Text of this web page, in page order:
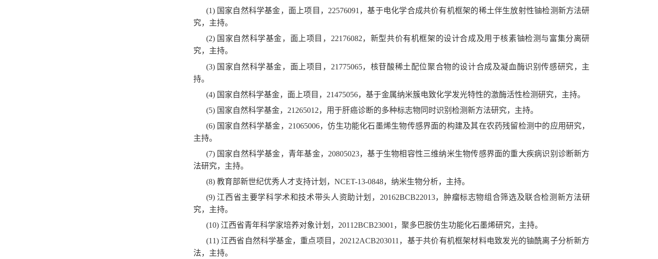
(1) 国家自然科学基金，面上项目，22576091，基于电化学合成共价有机框架的稀土伴生放射性铀检测新方法研
究，主持。
(2) 国家自然科学基金，面上项目，22176082，新型共价有机框架的设计合成及用于核素铀检测与富集分离研
究，主持。
(3) 国家自然科学基金，面上项目，21775065，核苷酸稀土配位聚合物的设计合成及凝血酶识别传感研究，主
持。
(4) 国家自然科学基金，面上项目，21475056，基于金属纳米簇电致化学发光特性的激酶活性检测研究，主持。
(5) 国家自然科学基金，21265012，用于肝癌诊断的多种标志物同时识别检测新方法研究，主持。
(6) 国家自然科学基金，21065006，仿生功能化石墨烯生物传感界面的构建及其在农药残留检测中的应用研究，
主持。
(7) 国家自然科学基金，青年基金，20805023，基于生物相容性三维纳米生物传感界面的重大疾病识别诊断新方
法研究，主持。
(8) 教育部新世纪优秀人才支持计划，NCET-13-0848，纳米生物分析，主持。
(9) 江西省主要学科学术和技术带头人资助计划，20162BCB22013，肿瘤标志物组合筛选及联合检测新方法研
究，主持。
(10) 江西省青年科学家培养对象计划，20112BCB23001，聚多巴胺仿生功能化石墨烯研究，主持。
(11) 江西省自然科学基金，重点项目，20212ACB203011，基于共价有机框架材料电致发光的铀酰离子分析新方
法，主持。